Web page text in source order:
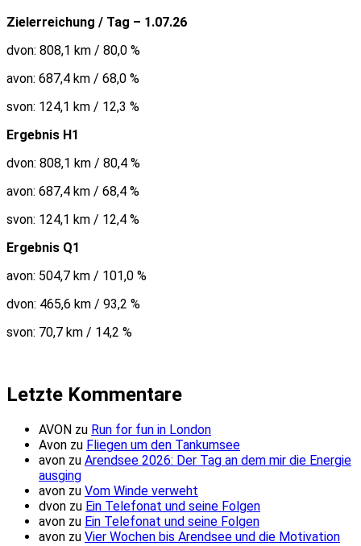
Zielerreichung / Tag – 1.07.26
dvon: 808,1 km / 80,0 %
avon: 687,4 km / 68,0 %
svon: 124,1 km / 12,3 %
Ergebnis H1
dvon: 808,1 km / 80,4 %
avon: 687,4 km / 68,4 %
svon: 124,1 km / 12,4 %
Ergebnis Q1
avon: 504,7 km / 101,0 %
dvon: 465,6 km / 93,2 %
svon: 70,7 km / 14,2 %
Letzte Kommentare
AVON zu Run for fun in London
Avon zu Fliegen um den Tankumsee
avon zu Arendsee 2026: Der Tag an dem mir die Energie
ausging
avon zu Vom Winde verweht
dvon zu Ein Telefonat und seine Folgen
avon zu Ein Telefonat und seine Folgen
avon zu Vier Wochen bis Arendsee und die Motivation